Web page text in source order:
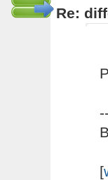
Re:
--
[